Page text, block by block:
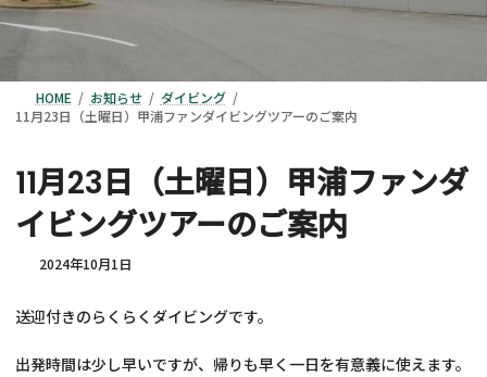
HOME お知らせ
ダイビング
11月23日（土曜日）甲浦ファンダイビングツアーのご案内
11月23日（土曜日）甲浦ファンダ
イビングツアーのご案内
2024年10月1日
送迎付きのらくらくダイビングです。
出発時間は少し早いですが、帰りも早く一日を有意義に使えます。